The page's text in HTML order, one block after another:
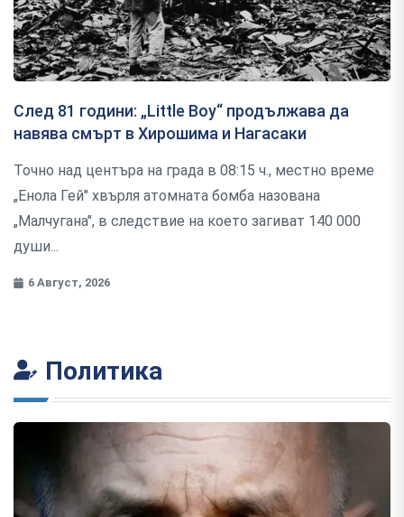
След 81 години: „Little Boy“ продължава да
навява смърт в Хирошима и Нагасаки
Точно над центъра на града в 08:15 ч., местно време
„Енола Гей" хвърля атомната бомба назована
„Малчугана", в следствие на което загиват 140 000
души...
6 Август, 2026
Политика